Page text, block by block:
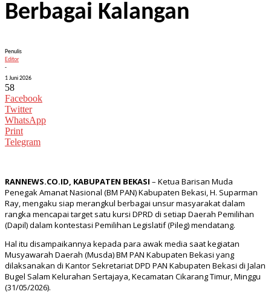
Berbagai Kalangan
Penulis
Editor
-
1 Juni 2026
58
Facebook
Twitter
WhatsApp
Print
Telegram
RANNEWS.CO.ID, KABUPATEN BEKASI – Ketua Barisan Muda
Penegak Amanat Nasional (BM PAN) Kabupaten Bekasi, H. Suparman
Ray, mengaku siap merangkul berbagai unsur masyarakat dalam
rangka mencapai target satu kursi DPRD di setiap Daerah Pemilihan
(Dapil) dalam kontestasi Pemilihan Legislatif (Pileg) mendatang.
Hal itu disampaikannya kepada para awak media saat kegiatan
Musyawarah Daerah (Musda) BM PAN Kabupaten Bekasi yang
dilaksanakan di Kantor Sekretariat DPD PAN Kabupaten Bekasi di Jalan
Bugel Salam Kelurahan Sertajaya, Kecamatan Cikarang Timur, Minggu
(31/05/2026).